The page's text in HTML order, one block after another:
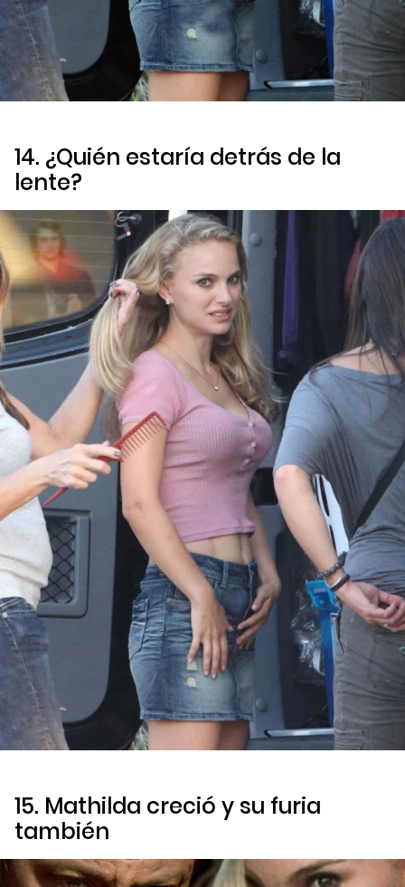
14. ¿Quién estaría detrás de la
lente?
15. Mathilda creció y su furia
también